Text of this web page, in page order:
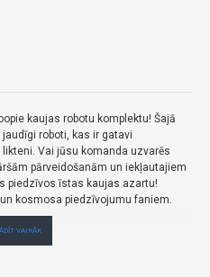
kaujas robotu komplektu! Šajā
roboti, kas ir gatavi
Vai jūsu komanda uzvarēs
pārveidošanām un iekļautajiem
piedzīvos īstas kaujas azartu!
kosmosa piedzīvojumu faniem.